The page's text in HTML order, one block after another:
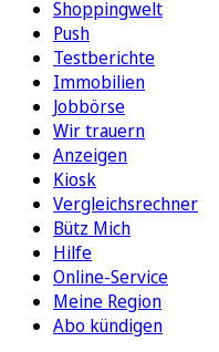
Shoppingwelt
Push
Testberichte
Immobilien
Jobbörse
Wir trauern
Anzeigen
Kiosk
Vergleichsrechner
Bütz Mich
Hilfe
Online-Service
Meine Region
Abo kündigen